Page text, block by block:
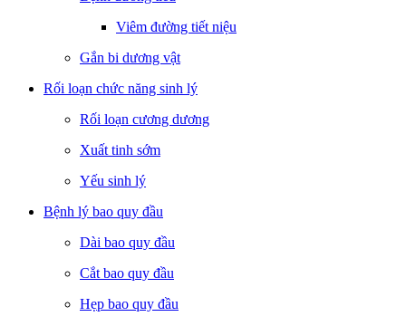
Viêm đường tiết niệu
Gắn bi dương vật
Rối loạn chức năng sinh lý
Rối loạn cương dương
Xuất tinh sớm
Yếu sinh lý
Bệnh lý bao quy đầu
Dài bao quy đầu
Cắt bao quy đầu
Hẹp bao quy đầu